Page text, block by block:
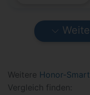
Weitere Honor-
Vergleich finden: